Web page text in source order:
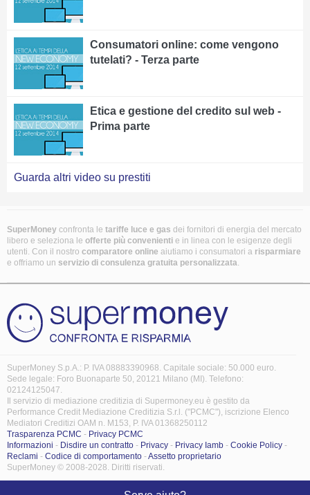
Consumatori online: come vengono
tutelati? - Terza parte
Etica e gestione del credito sul web -
Prima parte
Guarda altri video su prestiti
SuperMoney confronta le tariffe luce e gas dei fornitori di energia del mercato
libero e seleziona le offerte più convenienti e in linea con le esigenze degli
utenti. Con il nostro comparatore online aiutiamo i consumatori a risparmiare
e offriamo un servizio di consulenza gratuita personalizzata.
SuperMoney S.p.A.: P. IVA 08883390968. Capitale sociale: 50.000 euro.
Sede legale: Foro Buonaparte 50, 20121 Milano (MI). Telefono:
02124125047.
Il servizio di mediazione creditizia di Supermoney.eu è gestito da
Performance Credit Mediazione Creditizia S.r.l. ("PCMC"), iscrizione Elenco
Mediatori Creditizi OAM n. M153, P. IVA 01368250112
Trasparenza PCMC - Privacy PCMC
Informazioni - Disdire un contratto - Privacy - Privacy Iamb - Cookie Policy -
Reclami - Codice di comportamento -Assetto proprietario
SuperMoney © 2008-2028. Diritti riservati.